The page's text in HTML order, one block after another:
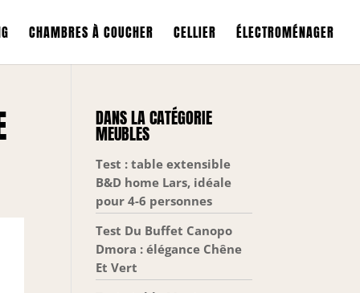
CHAMBRES À COUCHER CELLIER ÉLECTROMÉNAGER
DANS LA CATÉGORIE
MEUBLES
Test : table extensible
B&D home Lars, idéale
pour 4-6 personnes
Test Du Buffet Canopo
Dmora : élégance Chêne
Et Vert